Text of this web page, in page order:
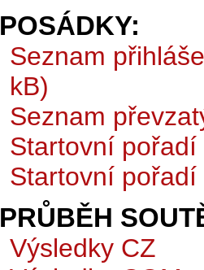
POSÁDKY:
Seznam
kB)
Seznam
Startovní pořadí
Startovní pořadí
PRŮBĚH
Výsledky CZ